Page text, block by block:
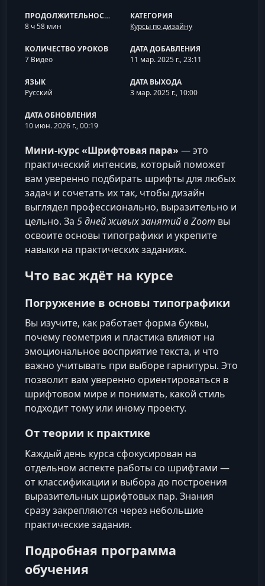
ПРОДОЛЖИТЕЛЬНОСТЬ
8 ч 58 мин
КАТЕГОРИЯ
Курсы по дизайну
КОЛИЧЕСТВО УРОКОВ
7 Видео
ДАТА ДОБАВЛЕНИЯ
11 мар. 2025 г., 23:11
ЯЗЫК
Русский
ДАТА ВЫХОДА
3 мар. 2025 г., 10:00
ДАТА ОБНОВЛЕНИЯ
10 июн. 2026 г., 00:19
Мини-курс «Шрифтовая пара» — это
практический интенсив, который поможет
вам уверенно подбирать шрифты для любых
задач и сочетать их так, чтобы дизайн
выглядел профессионально, выразительно и
цельно. За 5 дней живых занятий в Zoom вы
освоите основы типографики и укрепите
навыки на практических заданиях.
Что вас ждёт на курсе
Погружение в основы типографики
Вы изучите, как работает форма буквы,
почему геометрия и пластика влияют на
эмоциональное восприятие текста, и что
важно учитывать при выборе гарнитуры. Это
позволит вам уверенно ориентироваться в
шрифтовом мире и понимать, какой стиль
подходит тому или иному проекту.
От теории к практике
Каждый день курса сфокусирован на
отдельном аспекте работы со шрифтами —
от классификации и выбора до построения
выразительных шрифтовых пар. Знания
сразу закрепляются через небольшие
практические задания.
Подробная программа
обучения